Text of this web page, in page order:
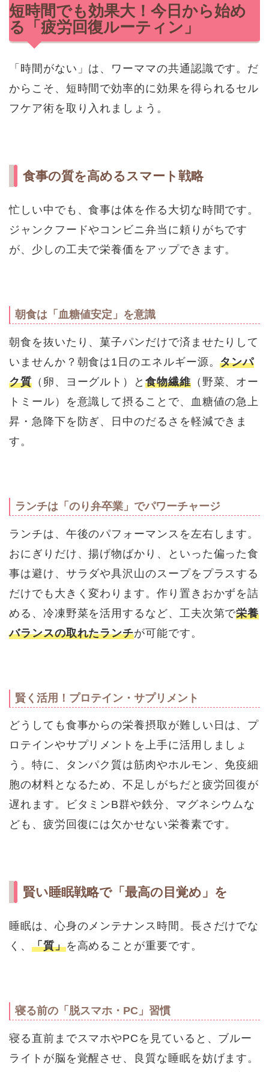
短時間でも効果大！今日から始め
る「疲労回復ルーティン」
「時間がない」は、ワーママの共通認識です。だ
からこそ、短時間で効率的に効果を得られるセル
フケア術を取り入れましょう。
食事の質を高めるスマート戦略
忙しい中でも、食事は体を作る大切な時間です。
ジャンクフードやコンビニ弁当に頼りがちです
が、少しの工夫で栄養価をアップできます。
朝食は「血糖値安定」を意識
朝食を抜いたり、菓子パンだけで済ませたりして
いませんか？朝食は1日のエネルギー源。タンパ
ク質（卵、ヨーグルト）と食物繊維（野菜、オー
トミール）を意識して摂ることで、血糖値の急上
昇・急降下を防ぎ、日中のだるさを軽減できま
す。
ランチは「のり弁卒業」でパワーチャージ
ランチは、午後のパフォーマンスを左右します。
おにぎりだけ、揚げ物ばかり、といった偏った食
事は避け、サラダや具沢山のスープをプラスする
だけでも大きく変わります。作り置きおかずを詰
める、冷凍野菜を活用するなど、工夫次第で栄養
バランスの取れたランチが可能です。
賢く活用！プロテイン・サプリメント
どうしても食事からの栄養摂取が難しい日は、プ
ロテインやサプリメントを上手に活用しましょ
う。特に、タンパク質は筋肉やホルモン、免疫細
胞の材料となるため、不足しがちだと疲労回復が
遅れます。ビタミンB群や鉄分、マグネシウムな
ども、疲労回復には欠かせない栄養素です。
賢い睡眠戦略で「最高の目覚め」を
睡眠は、心身のメンテナンス時間。長さだけでな
く、 「質」を高めることが重要です。
寝る前の「脱スマホ・PC」習慣
寝る直前までスマホやPCを見ていると、ブルー
ライトが脳を覚醒させ、良質な睡眠を妨げます。